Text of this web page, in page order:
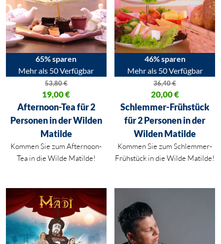
65% sparen
Mehr als 50 Verfügbar
53,80€
Ursprünglicher Preis war: 53,80 €
19,00€
Aktueller Preis ist: 19,00 €.
Afternoon-Tea für 2
Personen in der Wilden
Matilde
Kommen Sie zum Afternoon-
Tea in die Wilde Matilde!
46% sparen
Mehr als 50 Verfügbar
36,40€
Ursprünglicher Preis war:
20,00€
Aktueller Preis ist: 20,00 €.
Schlemmer-Frühstück
für 2 Personen in der
Wilden Matilde
Kommen Sie zum Schlemmer-
Frühstück in die Wilde Matilde!